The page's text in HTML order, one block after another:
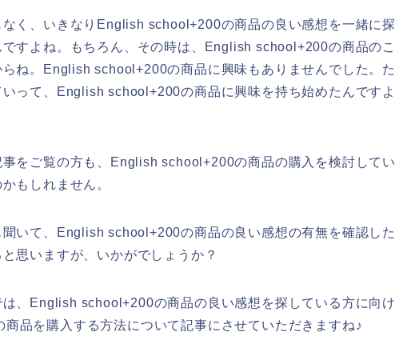
く、いきなりEnglish school+200の商品の良い感想を一緒に探
すよね。もちろん、その時は、English school+200の商品のこ
ね。English school+200の商品に興味もありませんでした。た
って、English school+200の商品に興味を持ち始めたんですよ
事をご覧の方も、English school+200の商品の購入を検討してい
もしれません。
いて、English school+200の商品の良い感想の有無を確認した
思いますが、いかがでしょうか？
、English school+200の商品の良い感想を探している方に向け
品を購入する方法について記事にさせていただきますね♪